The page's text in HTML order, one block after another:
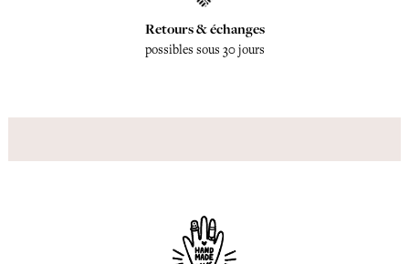
Retours & échanges
possibles sous 30 jours